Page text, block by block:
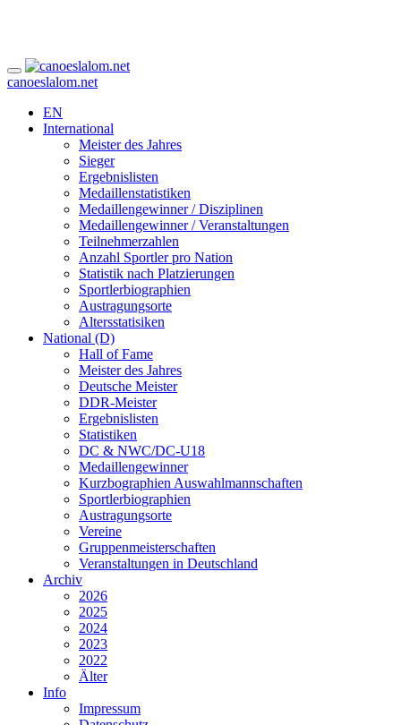
canoeslalom.net
EN
International
Meister des Jahres
Sieger
Ergebnislisten
Medaillenstatistiken
Medaillengewinner / Disziplinen
Medaillengewinner / Veranstaltungen
Teilnehmerzahlen
Anzahl Sportler pro Nation
Statistik nach Platzierungen
Sportlerbiographien
Austragungsorte
Altersstatisiken
National (D)
Hall of Fame
Meister des Jahres
Deutsche Meister
DDR-Meister
Ergebnislisten
Statistiken
DC & NWC/DC-U18
Medaillengewinner
Kurzbographien Auswahlmannschaften
Sportlerbiographien
Austragungsorte
Vereine
Gruppenmeisterschaften
Veranstaltungen in Deutschland
Archiv
2026
2025
2024
2023
2022
Älter
Info
Impressum